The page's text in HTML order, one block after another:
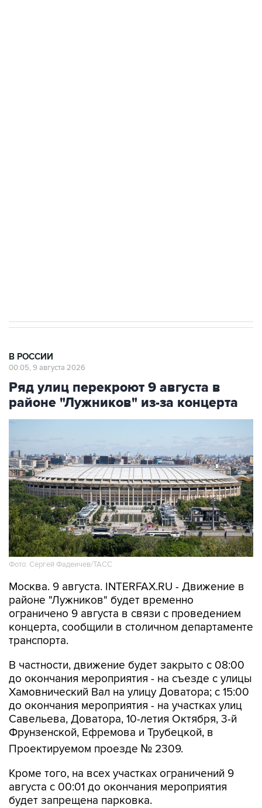
В РОССИИ
00:05, 9 августа 2026
Ряд улиц перекроют 9 августа в
районе "Лужников" из-за концерта
Фото: Сергей Фадеичев/ТАСС
Москва. 9 августа. INTERFAX.RU - Движение в
районе "Лужников" будет временно
ограничено 9 августа в связи с проведением
концерта, сообщили в столичном департаменте
транспорта.
В частности, движение будет закрыто с 08:00
до окончания мероприятия - на съезде с улицы
Хамовнический Вал на улицу Доватора; с 15:00
до окончания мероприятия - на участках улиц
Савельева, Доватора, 10-летия Октября, 3-й
Фрунзенской, Ефремова и Трубецкой, в
Проектируемом проезде № 2309.
Кроме того, на всех участках ограничений 9
августа с 00:01 до окончания мероприятия
будет запрещена парковка.